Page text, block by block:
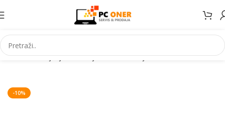
Početna Grijanje Hlađenje Klima uređaji Inverter klime
-10%